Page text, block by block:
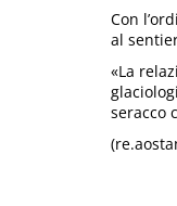
Con
al
«La
seracco